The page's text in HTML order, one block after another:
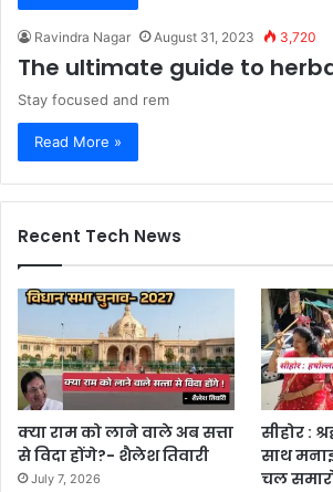
Ravindra Nagar August 31, 2023 3,720
The ultimate guide to
Stay focused and rem
Read More »
Recent Tech News
क्या राम को लाने वाले अब सत्ता
से विदा होंगे?- शैलेश तिवारी
July 7, 2026
सीहोर :
साथ
चल